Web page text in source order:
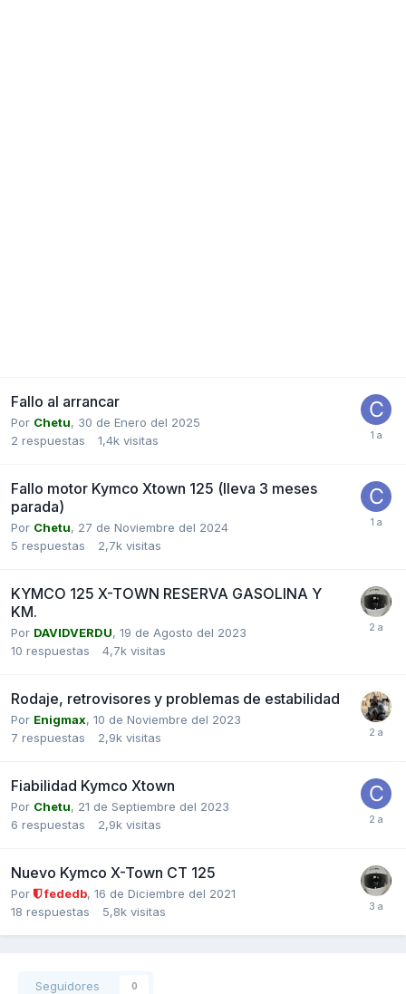
Fallo al arrancar
Por Chetu, 30 de Enero del 2025
2 respuestas 1,4k visitas
Fallo motor Kymco Xtown 125 (lleva 3 meses
parada)
Por Chetu, 27 de Noviembre del 2024
5 respuestas 2,7k visitas
KYMCO 125 X-TOWN RESERVA GASOLINA Y
KM.
Por DAVIDVERDU, 19 de Agosto del 2023
10 respuestas 4,7k visitas
Rodaje, retrovisores y problemas de estabilidad
Por Enigmax, 10 de Noviembre del 2023
7 respuestas 2,9k visitas
Fiabilidad Kymco Xtown
Por Chetu, 21 de Septiembre del 2023
6 respuestas 2,9k visitas
Nuevo Kymco X-Town CT 125
Por fededb, 16 de Diciembre del 2021
18 respuestas 5,8k visitas
Seguidores 0